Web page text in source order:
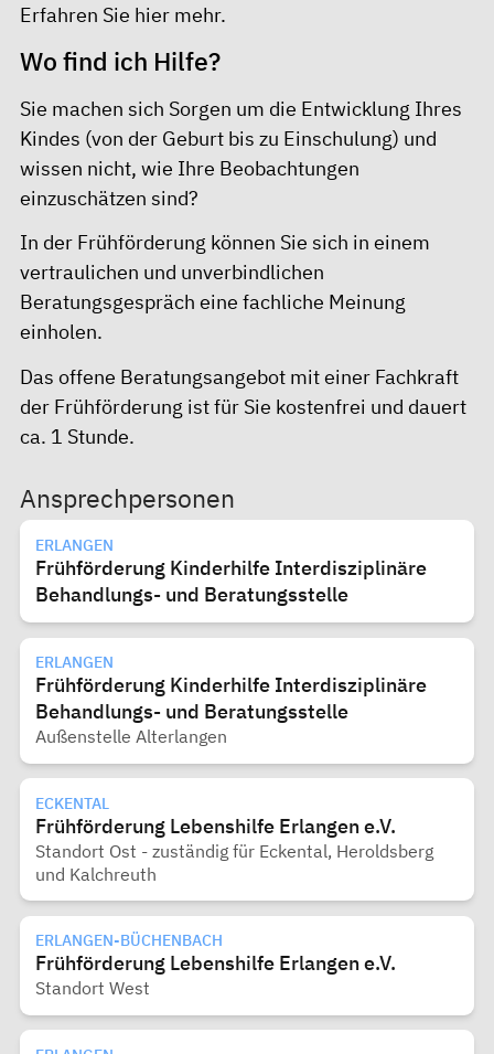
Erfahren Sie hier mehr.
Wo find ich Hilfe?
Sie machen sich Sorgen um die Entwicklung Ihres
Kindes (von der Geburt bis zu Einschulung) und
wissen nicht, wie Ihre Beobachtungen
einzuschätzen sind?
In der Frühförderung können Sie sich in einem
vertraulichen und unverbindlichen
Beratungsgespräch eine fachliche Meinung
einholen.
Das offene Beratungsangebot mit einer Fachkraft
der Frühförderung ist für Sie kostenfrei und dauert
ca. 1 Stunde.
Ansprechpersonen
ERLANGEN
Frühförderung Kinderhilfe Interdisziplinäre
Behandlungs- und Beratungsstelle
ERLANGEN
Frühförderung Kinderhilfe Interdisziplinäre
Behandlungs- und Beratungsstelle
Außenstelle Alterlangen
ECKENTAL
Frühförderung Lebenshilfe Erlangen e.V.
Standort Ost - zuständig für Eckental, Heroldsberg
und Kalchreuth
ERLANGEN-BÜCHENBACH
Frühförderung Lebenshilfe Erlangen e.V.
Standort West